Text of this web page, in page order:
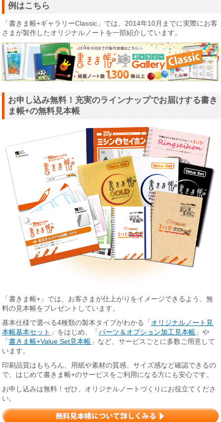
例はこちら
「書きま帳+ギャラリーClassic」では、2014年10月までに実際にお客
さまが製作したオリジナルノートを一部紹介しています。
お申し込み無料！充実のラインナップでお届けする書き
ま帳+の無料見本帳
「書きま帳+」では、お客さまが仕上がりをイメージできるよう、無
料の見本帳をプレゼントしています。
基本仕様で選べる4種類の製本タイプがわかる「 オリジナルノート見
本帳基本セット 」をはじめ、「パーツ＆オプション加工見本帳 」や
「書きま帳+Value Set見本帳 」など、サービスごとに多数ご用意して
います。
印刷品質はもちろん、用紙や素材の質感、サイズ感など確認できるの
で、はじめて書きま帳+のサービスをご利用になる方にも安心です。
お申し込みは無料！ぜひ、オリジナルノートづくりにお役立てくださ
い。